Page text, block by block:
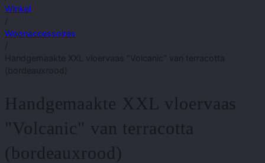
Winkel
/
Woonaccessoires
/
Handgemaakte XXL vloervaas "Volcanic" van terracotta
(bordeauxrood)
Handgemaakte XXL vloervaas
"Volcanic" van terracotta
(bordeauxrood)